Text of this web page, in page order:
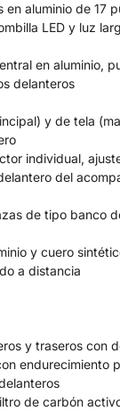
aluminio de 17
LED y luz
en aluminio,
delanteros
y de tela
individual,
del
de tipo banco
y cuero
a distancia
y traseros con
endurecimiento
de carbón